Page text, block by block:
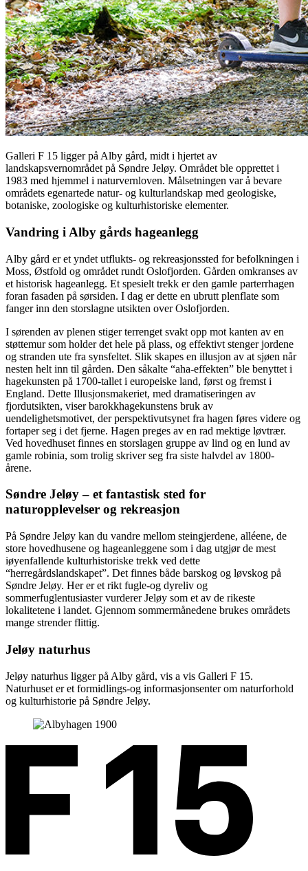
Galleri F 15 ligger på Alby gård, midt i hjertet av
landskapsvernområdet på Søndre Jeløy. Området ble opprettet i
1983 med hjemmel i naturvernloven. Målsetningen var å bevare
områdets egenartede natur- og kulturlandskap med geologiske,
botaniske, zoologiske og kulturhistoriske elementer.
Vandring i Alby gårds hageanlegg
Alby gård er et yndet utflukts- og rekreasjonssted for befolkningen i
Moss, Østfold og området rundt Oslofjorden. Gården omkranses av
et historisk hageanlegg. Et spesielt trekk er den gamle parterrhagen
foran fasaden på sørsiden. I dag er dette en ubrutt plenflate som
fanger inn den storslagne utsikten over Oslofjorden.
I sørenden av plenen stiger terrenget svakt opp mot kanten av en
støttemur som holder det hele på plass, og effektivt stenger jordene
og stranden ute fra synsfeltet. Slik skapes en illusjon av at sjøen når
nesten helt inn til gården. Den såkalte “aha-effekten” ble benyttet i
hagekunsten på 1700-tallet i europeiske land, først og fremst i
England. Dette Illusjonsmakeriet, med dramatiseringen av
fjordutsikten, viser barokkhagekunstens bruk av
uendelighetsmotivet, der perspektivutsynet fra hagen føres videre og
fortaper seg i det fjerne. Hagen preges av en rad mektige løvtrær.
Ved hovedhuset finnes en storslagen gruppe av lind og en lund av
gamle robinia, som trolig skriver seg fra siste halvdel av 1800-
årene.
Søndre Jeløy – et fantastisk sted for
naturopplevelser og rekreasjon
På Søndre Jeløy kan du vandre mellom steingjerdene, alléene, de
store hovedhusene og hageanleggene som i dag utgjør de mest
iøyenfallende kulturhistoriske trekk ved dette
“herregårdslandskapet”. Det finnes både barskog og løvskog på
Søndre Jeløy. Her er et rikt fugle-og dyreliv og
sommerfuglentusiaster vurderer Jeløy som et av de rikeste
lokalitetene i landet. Gjennom sommermånedene brukes områdets
mange strender flittig.
Jeløy naturhus
Jeløy naturhus ligger på Alby gård, vis a vis Galleri F 15.
Naturhuset er et formidlings-og informasjonsenter om naturforhold
og kulturhistorie på Søndre Jeløy.